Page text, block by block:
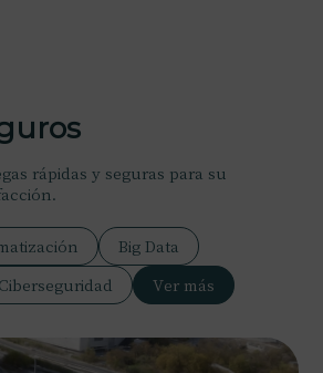
rápidas y seguras para su
Big Data
Ciberseguridad Ver más